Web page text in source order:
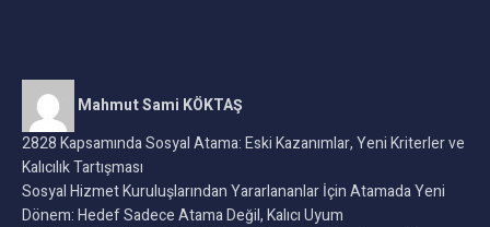
‘Aile Enstitüsü’ kuruldu
Aile ve sosyal Hizmetler Bakanlığı bünyesinde,
Aile Enstitüsü'nün kurulmasına ilişkin
Cumhurbaşkanlığı kararnameleri Resmi